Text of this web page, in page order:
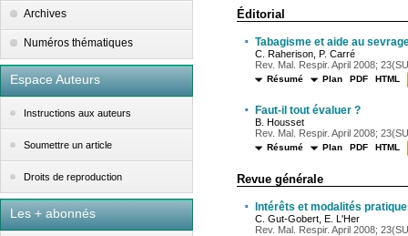
Archives
Numéros thématiques
Espace Auteurs
Instructions aux auteurs
Soumettre un article
Droits de reproduction
Les + abonnés
Éditorial
· Tabagisme et aide au
C. Raherison, P. Carré
Rev. Mal. Respir. April 2008;
Résumé Plan PDF HTML
· Faut-il tout évaluer ?
B. Housset
Rev. Mal. Respir. April 2008;
Résumé Plan PDF HTML
Revue générale
· Intérêts et modalités
C. Gut-Gobert, E. L'Her
Rev. Mal. Respir. April 2008;